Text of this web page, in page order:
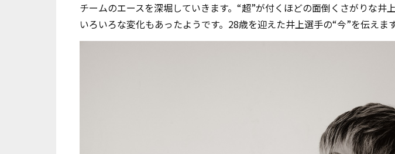
チームのエースを深堀していきます。“超”が付くほどの面倒くさがりな井
いろいろな変化もあったようです。28歳を迎えた井上選手の“今”を伝えます